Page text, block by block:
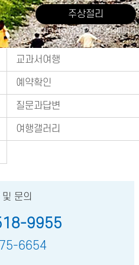
주상절리
출처 : 경주시 관광자원 영상이미지
교과서여행
예약확인
질문과답변
여행갤러리
문의
9955
6654